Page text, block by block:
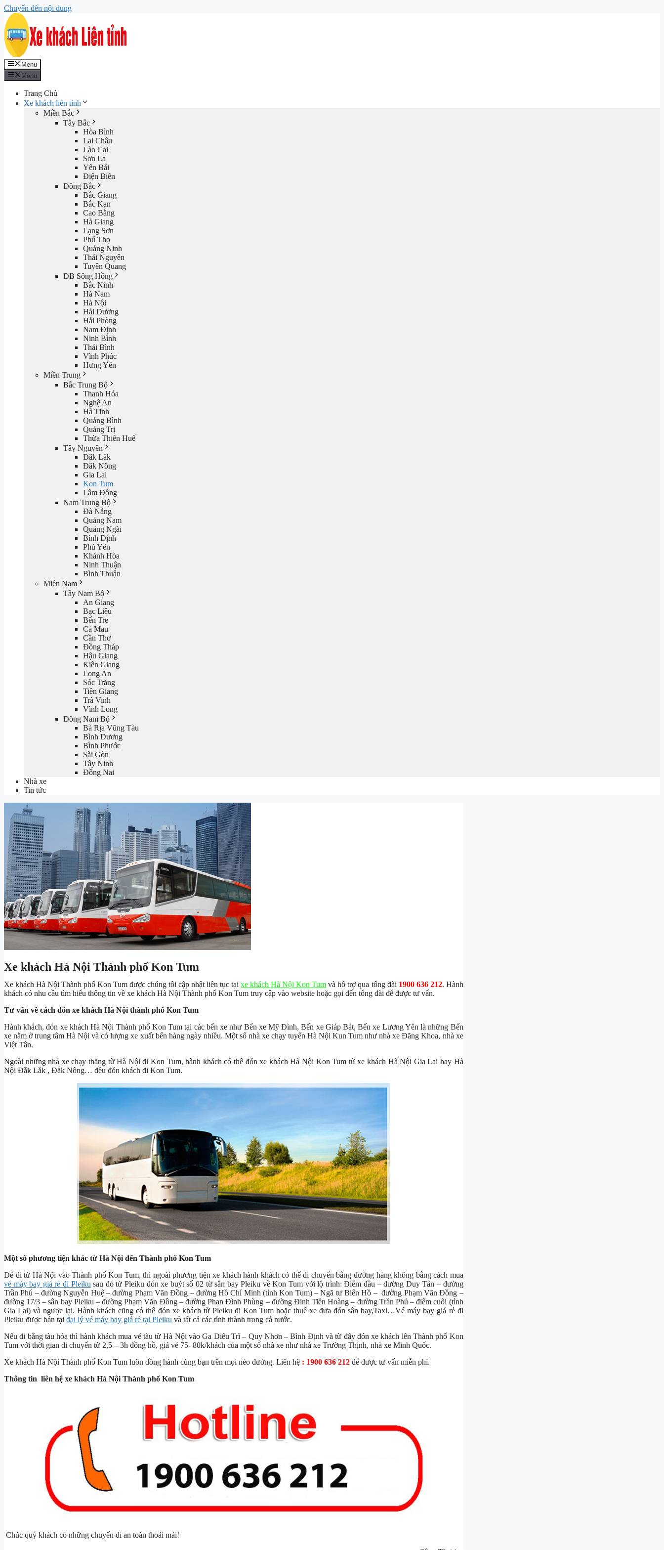
Chuyển đến nội dung
Menu
Menu
Trang Chủ
Xe khách liên tỉnh
Miền Bắc
Tây Bắc
Hòa Bình
Lai Châu
Lào Cai
Sơn La
Yên Bái
Điện Biên
Đông Bắc
Bắc Giang
Bắc Kạn
Cao Bằng
Hà Giang
Lạng Sơn
Phú Thọ
Quảng Ninh
Thái Nguyên
Tuyên Quang
ĐB Sông Hồng
Bắc Ninh
Hà Nam
Hà Nội
Hải Dương
Hải Phòng
Nam Định
Ninh Bình
Thái Bình
Vĩnh Phúc
Hưng Yên
Miền Trung
Bắc Trung Bộ
Thanh Hóa
Nghệ An
Hà Tĩnh
Quảng Bình
Quảng Trị
Thừa Thiên Huế
Tây Nguyên
Đăk Lăk
Đăk Nông
Gia Lai
Kon Tum
Lâm Đồng
Nam Trung Bộ
Đà Nẵng
Quảng Nam
Quảng Ngãi
Bình Định
Phú Yên
Khánh Hòa
Ninh Thuận
Bình Thuận
Miền Nam
Tây Nam Bộ
An Giang
Bạc Liêu
Bến Tre
Cà Mau
Cần Thơ
Đồng Tháp
Hậu Giang
Kiên Giang
Long An
Sóc Trăng
Tiền Giang
Trà Vinh
Vĩnh Long
Đông Nam Bộ
Bà Rịa Vũng Tàu
Bình Dương
Bình Phước
Sài Gòn
Tây Ninh
Đồng Nai
Nhà xe
Tin tức
Xe khách Hà Nội Thành phố Kon Tum
Xe khách Hà Nội Thành phố Kon Tum được chúng tôi cập nhật liên tục tạixe khách Hà Nội Kon Tum và hỗ trợ qua tổng đài 1900 636 212. Hành
khách có nhu cầu tìm hiểu thông tin về xe khách Hà Nội Thành phố Kon Tum truy cập vào website hoặc gọi đến tổng đài để được tư vấn.
Tư vấn về cách đón xe khách Hà Nội thành phố Kon Tum
Hành khách, đón xe khách Hà Nội Thành phố Kon Tum tại các bến xe như Bến xe Mỹ Đình, Bến xe Giáp Bát, Bến xe Lương Yên là những Bến
xe nằm ở trung tâm Hà Nội và có lượng xe xuất bến hàng ngày nhiều. Một số nhà xe chạy tuyến Hà Nội Kun Tum như nhà xe Đăng Khoa, nhà xe
Việt Tân.
Ngoài những nhà xe chạy thẳng từ Hà Nội đi Kon Tum, hành khách có thể đón xe khách Hà Nội Kon Tum từ xe khách Hà Nội Gia Lai hay Hà
Nội Đắk Lắk , Đắk Nông… đều đón khách đi Kon Tum.
Một số phương tiện khác từ Hà Nội đến Thành phố Kon Tum
Để đi từ Hà Nội vào Thành phố Kon Tum, thì ngoài phương tiện xe khách hành khách có thể di chuyển bằng đường hàng không bằng cách mua
vé máy bay giá rẻ đi Pleiku sau đó từ Pleiku đón xe buýt số 02 từ sân bay Pleiku về Kon Tum với lộ trình: Điểm đầu – đường Duy Tân – đường
Trần Phú – đường Nguyễn Huệ – đường Phạm Văn Đồng – đường Hồ Chí Minh (tỉnh Kon Tum) – Ngã tư Biển Hồ – đường Phạm Văn Đồng –
đường 17/3 – sân bay Pleiku – đường Phạm Văn Đồng – đường Phan Đình Phùng – đường Đinh Tiên Hoàng – đường Trần Phú – điểm cuối (tỉnh
Gia Lai) và ngược lại. Hành khách cũng có thể đón xe khách từ Pleiku đi Kon Tum hoặc thuê xe đưa đón sân bay,Taxi…Vé máy bay giá rẻ đi
Pleiku được bán tại đại lý vé máy bay giá rẻ tại Pleiku và tất cả các tỉnh thành trong cả nước.
Nếu đi bằng tàu hỏa thì hành khách mua vé tàu từ Hà Nội vào Ga Diêu Trì – Quy Nhơn – Bình Định và từ đây đón xe khách lên Thành phố Kon
Tum với thời gian di chuyển từ 2,5 – 3h đồng hồ, giá vé 75- 80k/khách của một số nhà xe như nhà xe Trường Thịnh, nhà xe Minh Quốc.
Xe khách Hà Nội Thành phố Kon Tum luôn đồng hành cùng bạn trên mọi nẻo đường. Liên hệ : 1900 636 212 để được tư vấn miễn phí.
Thông tin liên hệ xe khách Hà Nội Thành phố Kon Tum
Chúc quý khách có những chuyến đi an toàn thoải mái!